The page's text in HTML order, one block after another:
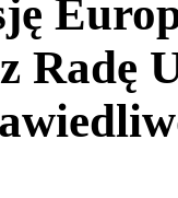
Radę